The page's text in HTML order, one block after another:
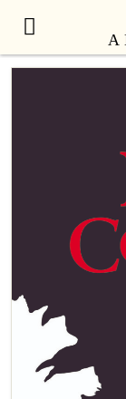
NON
ANNE
CATALOGUE
AUTEURS
LE
CONTACT